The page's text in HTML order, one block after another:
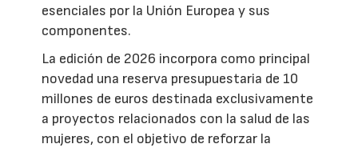
esenciales por la Unión Europea y sus
componentes.
La edición de 2026 incorpora como principal
novedad una reserva presupuestaria de 10
millones de euros destinada exclusivamente
a proyectos relacionados con la salud de las
mujeres, con el objetivo de reforzar la